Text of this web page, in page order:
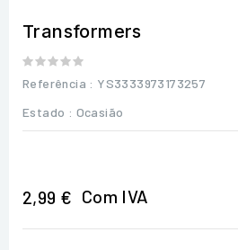
Transformers
Referência : YS3333973173257
Estado : Ocasião
2,99 € Com IVA